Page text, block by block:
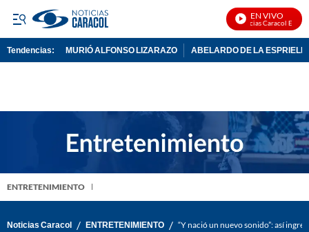
EN VIVO
Noticias Caracol En Vivo
Tendencias: MURIÓ ALFONSO LIZARAZO ABELARDO DE LA
ENTRETENIMIENTO
Noticias Caracol / ENTRETENIMIENTO / “Y nació un nuevo sonido”: así